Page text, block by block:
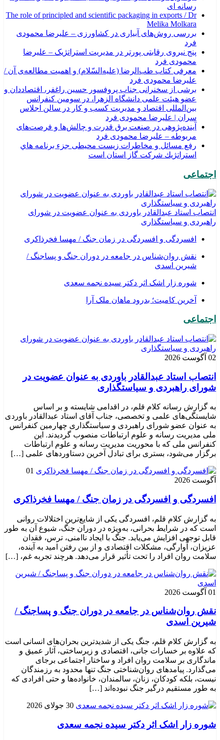
رسانه ای
The role of principled and scientific packaging in exports / Dr
Melika Molkara
بررسی روش‌های آبیاری در کشاورزی – علیرضا محمودی
فرد
پنج نیروی رقابتی پورتر در مدیریت استراتژیک – علیرضا
محمودی فرد
معرفی کتاب طب‌الرضا (علیه‌السّلام) و اهمیت مطالعه‌ی آن /
علیرضا محمودی فرد
برشی از سخنرانی جناب پروفسور حسین راغفر، اقتصاددان و
عضو هیئت علمی دانشگاه الزهرا، در سومین کنفرانس
بین‌المللی اقتصاد و مدیریت کسب و کار در سالن اجلاس
سران | علیرضا محمودی فرد
آینده‌پژوهی در صنعت برق قدرت و چالش‌ها و فرصت‌های
مربوطه – علیرضا محمودی فرد
رفع مسائل و مخاطرات زیست محیطی جزء برنامه هاي
استراتژيك شركت گاز استان است
اجتماعی
انتصاب استاد عبدالقادر باوردی به عنوان عضویت در شورای
راهبردی و سیاستگذاری
افسردگی و افسردگی در زمان جنگ / مهسا فخرذاکری
نقش روان‌شناس در جامعه در دوران جنگ و پساجنگ /
شیرین اسدی
شوره زار اشک اثر دکتر سیده نجمه سعدی
​آخرین کامیت؛ بدرود ماهان ملک آرا
اجتماعی
02 آگوست 2026
انتصاب استاد عبدالقادر باوردی به عنوان عضویت در
شورای راهبردی و سیاستگذاری
به گزارش رسانه کلام قلم، در اقدامی شایسته و بر اساس
شایستگی‌های علمی و تخصصی، جناب آقای استاد عبدالقادر باوردی
به عنوان عضو شورای راهبردی و سیاستگذاری چهارمین کنفرانس
ملی مدیریت رسانه و علوم ارتباطات منصوب گردیدند. این
کنفرانس ملی که با محوریت مدیریت رسانه و علوم ارتباطات
برگزار می‌شود، بستری برای تبادل آخرین دستاوردهای علمی […]
01
آگوست 2026
افسردگی و افسردگی در زمان جنگ / مهسا فخرذاکری
به گزارش کلام قلم، افسردگی یکی از شایع‌ترین اختلالات روانی
است که در شرایط بحرانی، به‌ویژه در دوران جنگ، شیوع آن به طور
قابل توجهی افزایش می‌یابد. جنگ با ایجاد ناامنی، ترس، فقدان
عزیزان، آوارگی، مشکلات اقتصادی و از بین رفتن امید به آینده،
سلامت روان افراد را تحت تأثیر قرار می‌دهد. هرچند تجربه غم، […]
01 آگوست 2026
نقش روان‌شناس در جامعه در دوران جنگ و پساجنگ /
شیرین اسدی
به گزارش کلام قلم، جنگ یکی از شدیدترین بحران‌های انسانی است
که علاوه بر خسارات جانی، اقتصادی و زیرساختی، آثار عمیق و
ماندگاری بر سلامت روان افراد و ساختار اجتماعی برجای
می‌گذارد. پیامدهای روان‌شناختی جنگ تنها محدود به رزمندگان
نیست، بلکه کودکان، زنان، سالمندان، خانواده‌ها و حتی افرادی که
به طور مستقیم درگیر جنگ نبوده‌اند […]
30 جولای 2026
شوره زار اشک اثر دکتر سیده نجمه سعدی